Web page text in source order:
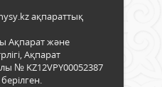
ақпараттық
Ақпарат және
Ақпарат
№ KZ12VPY00052387